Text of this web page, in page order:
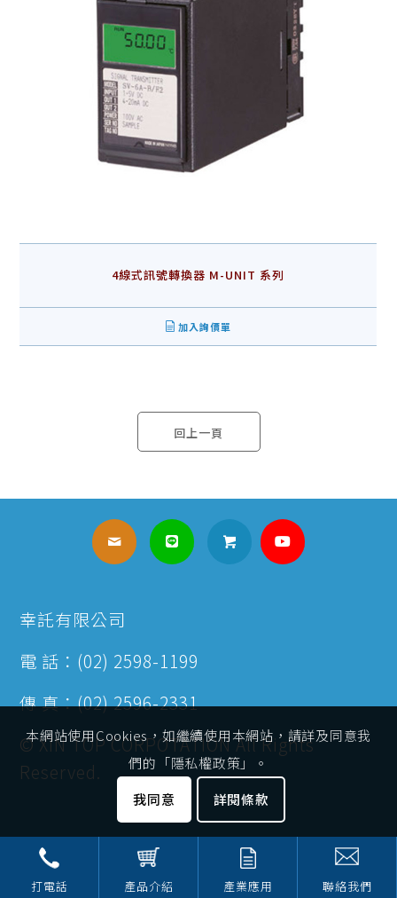
打電話 產品介紹 產業應用 聯絡我們
4線式訊號轉換器 M-UNIT 系列
加入詢價單
回上一頁
幸託有限公司
電 話：(02) 2598-1199
傳 真：(02) 2596-2331
© XIN TOP CORPOTATION All Rights
Reserved.
本網站使用Cookies，如繼續使用本網站，請詳及同意我
們的「隱私權政策」。
我同意
詳閱條款